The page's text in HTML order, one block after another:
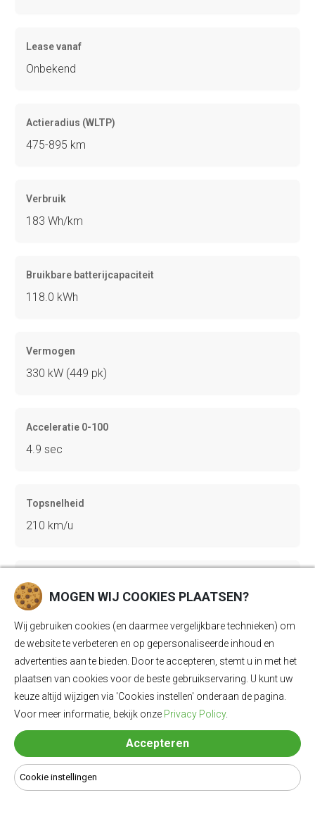
Lease vanaf
Onbekend
Actieradius (WLTP)
475-895 km
Verbruik
183 Wh/km
Bruikbare batterijcapaciteit
118.0 kWh
Vermogen
330 kW (449 pk)
Acceleratie 0-100
4.9 sec
Topsnelheid
210 km/u
2630 kg
Bagageruimte
620 Ll
Lengte
MOGEN WIJ COOKIES PLAATSEN?
Wij gebruiken cookies (en daarmee vergelijkbare technieken) om
de website te verbeteren en op gepersonaliseerde inhoud en
advertenties aan te bieden. Door te accepteren, stemt u in met het
plaatsen van cookies voor de beste gebruikservaring. U kunt uw
keuze altijd wijzigen via 'Cookies instellen' onderaan de pagina.
Voor meer informatie, bekijk onze Privacy Policy.
Accepteren
Cookie instellingen